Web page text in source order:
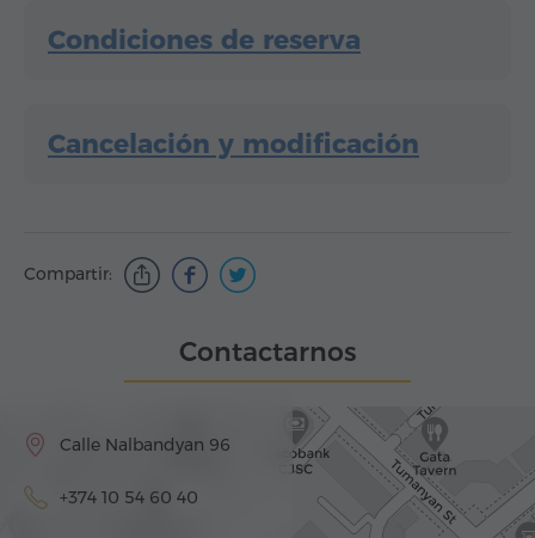
Condiciones de reserva
Cancelación y modificación
Compartir:
Contactarnos
Calle Nalbandyan 96
+374 10 54 60 40